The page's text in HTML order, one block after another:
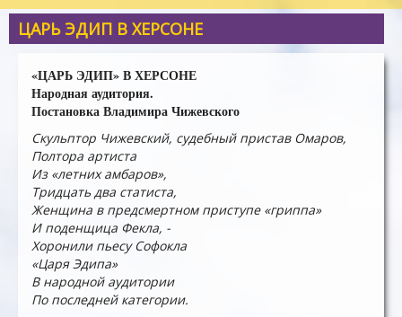
ЦАРЬ ЭДИП В ХЕРСОНЕ
«ЦАРЬ ЭДИП» В ХЕРСОНЕ
Народная аудитория.
Постановка Владимира Чижевского
Скульптор Чижевский, судебный пристав Омаров,
Полтора артиста
Из «летних амбаров»,
Тридцать два статиста,
Женщина в предсмертном приступе «гриппа»
И поденщица Фекла, -
Хоронили пьесу Софокла
«Царя Эдипа»
В народной аудитории
По последней категории.